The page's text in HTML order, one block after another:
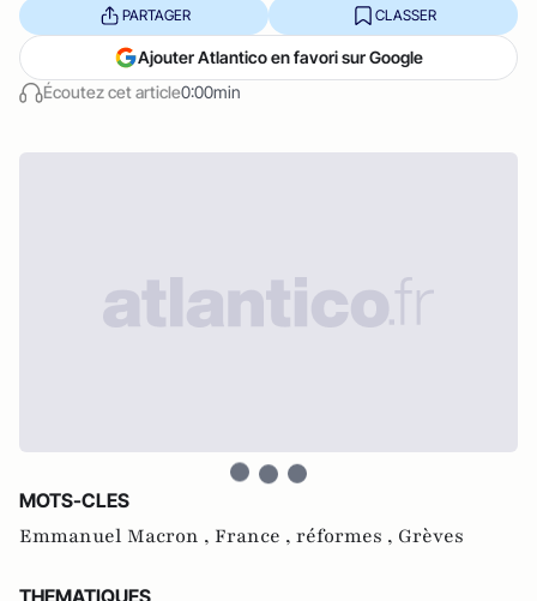
Écoutez cet article0:00min
PARTAGER CLASSER
Ajouter Atlantico en favori sur Google
MOTS-CLES
Emmanuel Macron , France , réformes , Grèves
THEMATIQUES